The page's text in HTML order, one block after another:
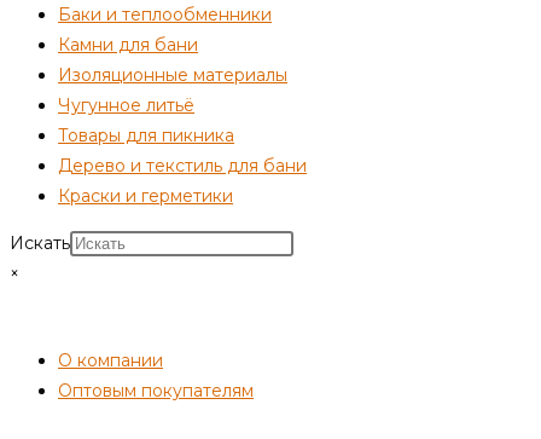
Баки и теплообменники
Камни для бани
Изоляционные материалы
Чугунное литьё
Товары для пикника
Дерево и текстиль для бани
Краски и герметики
Искать
×
О компании
Оптовым покупателям